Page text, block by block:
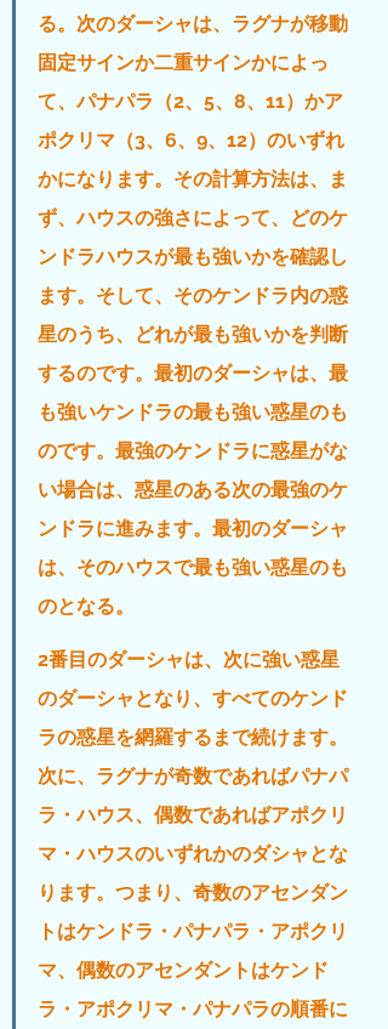
る。次のダーシャは、ラグナが移動
固定サインか二重サインかによっ
て、パナパラ（2、5、8、11）かア
ポクリマ（3、6、9、12）のいずれ
かになります。その計算方法は、ま
ず、ハウスの強さによって、どのケ
ンドラハウスが最も強いかを確認し
ます。そして、そのケンドラ内の惑
星のうち、どれが最も強いかを判断
するのです。最初のダーシャは、最
も強いケンドラの最も強い惑星のも
のです。最強のケンドラに惑星がな
い場合は、惑星のある次の最強のケ
ンドラに進みます。最初のダーシャ
は、そのハウスで最も強い惑星のも
のとなる。
2番目のダーシャは、次に強い惑星
のダーシャとなり、すべてのケンド
ラの惑星を網羅するまで続けます。
次に、ラグナが奇数であればパナパ
ラ・ハウス、偶数であればアポクリ
マ・ハウスのいずれかのダシャとな
ります。つまり、奇数のアセンダン
トはケンドラ・パナパラ・アポクリ
マ、偶数のアセンダントはケンド
ラ・アポクリマ・パナパラの順番に